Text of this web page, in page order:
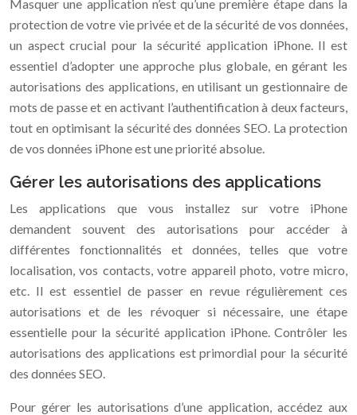
Masquer une application n’est qu’une première étape dans la
protection de votre vie privée et de la sécurité de vos données,
un aspect crucial pour la sécurité application iPhone. Il est
essentiel d’adopter une approche plus globale, en gérant les
autorisations des applications, en utilisant un gestionnaire de
mots de passe et en activant l’authentification à deux facteurs,
tout en optimisant la sécurité des données SEO. La protection
de vos données iPhone est une priorité absolue.
Gérer les autorisations des applications
Les applications que vous installez sur votre iPhone
demandent souvent des autorisations pour accéder à
différentes fonctionnalités et données, telles que votre
localisation, vos contacts, votre appareil photo, votre micro,
etc. Il est essentiel de passer en revue régulièrement ces
autorisations et de les révoquer si nécessaire, une étape
essentielle pour la sécurité application iPhone. Contrôler les
autorisations des applications est primordial pour la sécurité
des données SEO.
Pour gérer les autorisations d’une application, accédez aux